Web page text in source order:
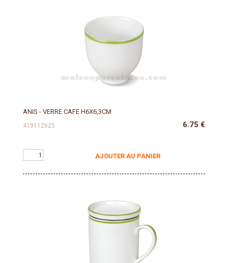
ANIS - VERRE CAFE H6X6,3CM
419112625 6.75 €
AJOUTER AU PANIER